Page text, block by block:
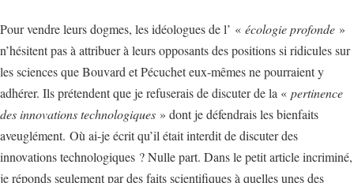
Pour vendre leurs dogmes, les idéologues de l’ « écologie profonde »
n’hésitent pas à attribuer à leurs opposants des positions si ridicules sur
les sciences que Bouvard et Pécuchet eux-mêmes ne pourraient y
adhérer. Ils prétendent que je refuserais de discuter de la « pertinence
des innovations technologiques » dont je défendrais les bienfaits
aveuglément. Où ai-je écrit qu’il était interdit de discuter des
innovations technologiques ? Nulle part. Dans le petit article incriminé,
je réponds seulement par des faits scientifiques à quelles unes des